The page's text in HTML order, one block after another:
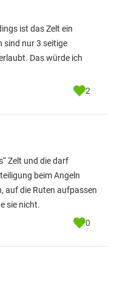
ist das Zelt ein
sind nur 3 seitige
Das würde ich
2
Zelt und die darf
beim Angeln
auf die Ruten aufpassen
sie nicht.
0